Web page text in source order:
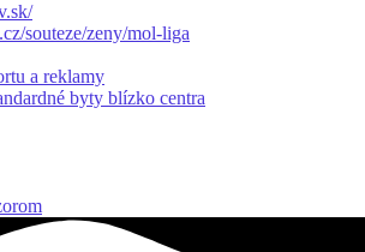
souteze/zeny/mol-liga
a reklamy
byty blízko centra